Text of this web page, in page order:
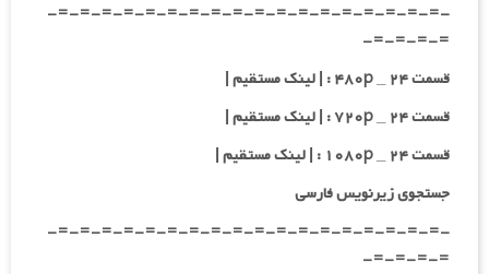
-=-=-=-=-=-=-=-=-=-=-=-=-=-=-=-=-=-=-
=-=-=-=-
قسمت ۲۴ _ ۴۸۰p : | لینک مستقیم |
قسمت ۲۴ _ ۷۲۰p : | لینک مستقیم |
قسمت ۲۴ _ ۱۰۸۰p : | لینک مستقیم |
جستجوی زیرنویس فارسی
-=-=-=-=-=-=-=-=-=-=-=-=-=-=-=-=-=-=-
=-=-=-=-